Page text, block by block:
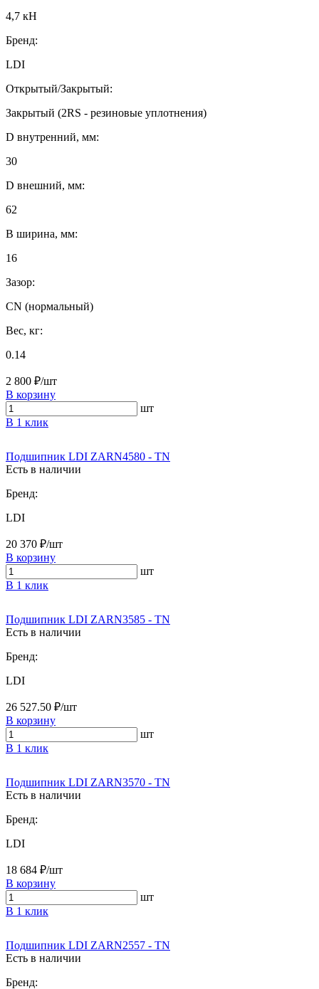
4,7 кН
Бренд:
LDI
Открытый/Закрытый:
Закрытый (2RS - резиновые уплотнения)
D внутренний, мм:
30
D внешний, мм:
62
B ширина, мм:
16
Зазор:
CN (нормальный)
Вес, кг:
0.14
2 800 ₽/шт
В корзину
шт
В 1 клик
Подшипник LDI ZARN4580 - TN
Есть в наличии
Бренд:
LDI
20 370 ₽/шт
В корзину
шт
В 1 клик
Подшипник LDI ZARN3585 - TN
Есть в наличии
Бренд:
LDI
26 527.50 ₽/шт
В корзину
шт
В 1 клик
Подшипник LDI ZARN3570 - TN
Есть в наличии
Бренд:
LDI
18 684 ₽/шт
В корзину
шт
В 1 клик
Подшипник LDI ZARN2557 - TN
Есть в наличии
Бренд: